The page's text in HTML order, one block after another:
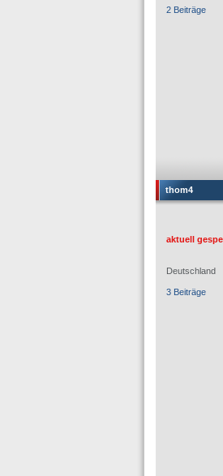
2 Beiträge
thom4
aktuell
Deutschland
3 Beiträge